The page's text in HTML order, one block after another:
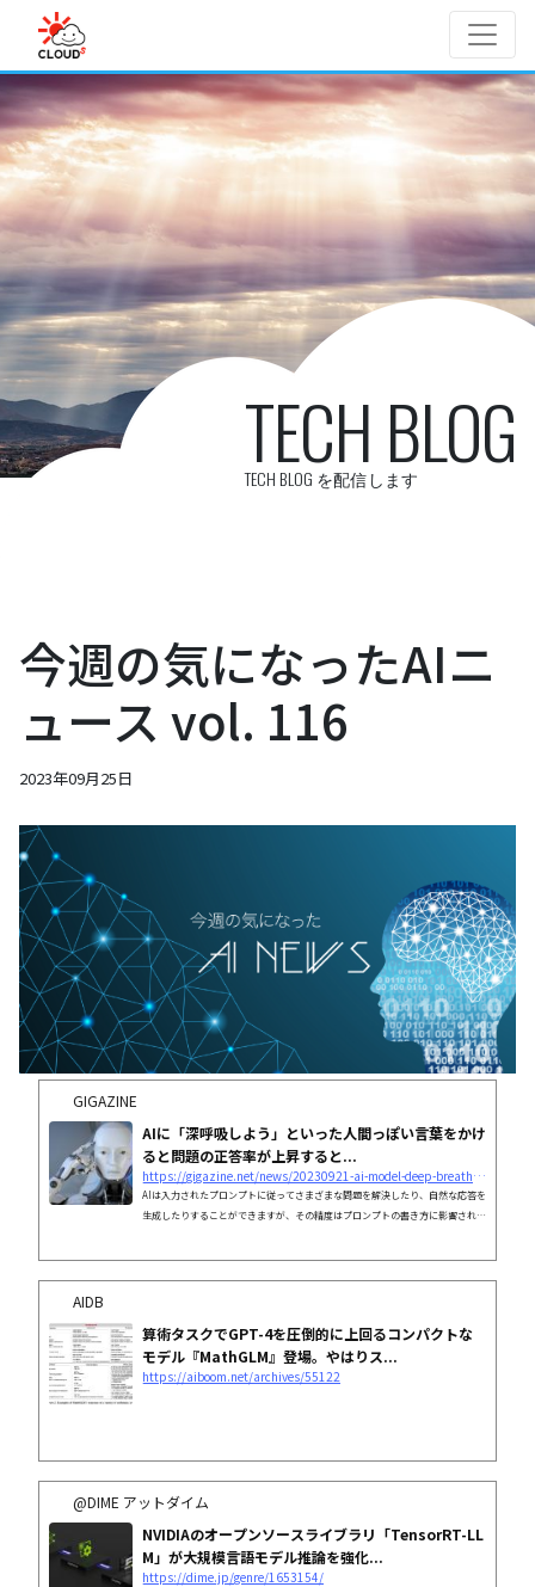
Skip to main content
TECH BLOG
TECH BLOG を配信します
今週の気になったAIニ
ュース vol. 116
2023年09月25日
GIGAZINE
AIに「深呼吸しよう」といった人間っぽい言葉をかけ
ると問題の正答率が上昇すると...
https://gigazine.net/news/20230921-ai-model-deep-breath-accuracy-improve/
AIは入力されたプロンプトに従ってさまざまな問題を解決したり、自然な応答を
生成したりすることができますが、その精度はプロンプトの書き方に影響される
AIDB
算術タスクでGPT-4を圧倒的に上回るコンパクトな
モデル『MathGLM』登場。やはりス...
https://aiboom.net/archives/55122
@DIME アットダイム
NVIDIAのオープンソースライブラリ「TensorRT-LL
M」が大規模言語モデル推論を強化...
https://dime.jp/genre/1653154/